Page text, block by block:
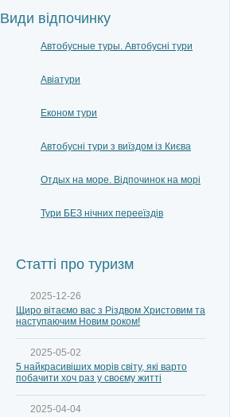
Види відпочинку
Автобусные туры. Автобусні тури
Авіатури
Економ тури
Автобусні тури з виїздом із Києва
Отдых на море. Відпочинок на морі
Тури БЕЗ нічних перееїздів
Статті про туризм
2025-12-26
Щиро вітаємо вас з Різдвом Христовим та
наступаючим Новим роком!
2025-05-02
5 найкрасивіших морів світу, які варто
побачити хоч раз у своєму житті
2025-04-04